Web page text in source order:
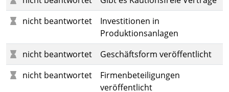
nicht beantwortet
Investitionen in
Produktionsanlagen
nicht beantwortet
Geschäftsform veröffentlicht
nicht beantwortet
Firmenbeteiligungen
veröffentlicht